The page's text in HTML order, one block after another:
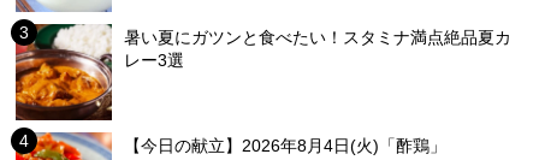
暑い夏にガツンと食べたい！スタミナ満点絶品夏カ
レー3選
【今日の献立】2026年8月4日(火)「酢鶏」